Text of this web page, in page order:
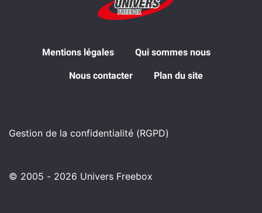
Mentions légales Qui sommes nous
Nous contacter Plan du site
Gestion de la confidentialité (RGPD)
© 2005 - 2026 Univers Freebox